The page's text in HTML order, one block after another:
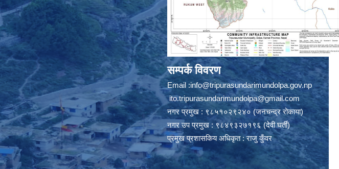
सम्पर्क विवरण
Email :info@tripurasundarimundolpa.gov.np
ito.tripurasundarimundolpa@gmail.com
नगर प्रमुख : ९८५१०२९२४० (जनचन्द्र रोकाया)
नगर उप प्रमुख : ९८४९३२७१९६ (देवी घर्ती)
प्रमुख प्रशासकिय अधिकृत : राजु कुँवर